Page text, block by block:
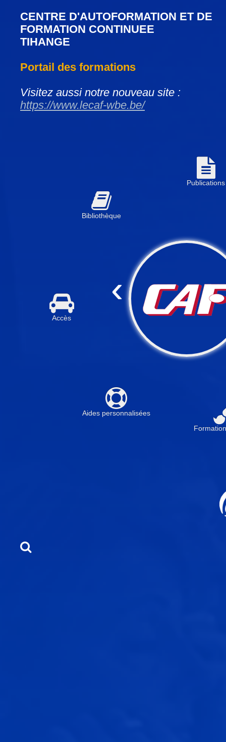
CENTRE D'AUTOFORMATION ET DE
FORMATION CONTINUEE
TIHANGE
Portail des formations
Visitez aussi notre nouveau site :
https://www.lecaf-wbe.be/
Aides personnalisées
Accès
Bibliothèque
Publications
‹